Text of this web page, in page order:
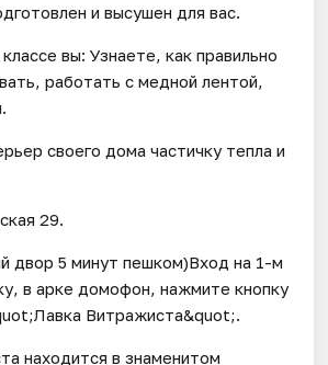
и высушен для вас.
вы: Узнаете, как правильно
работать с медной лентой,
своего дома частичку тепла и
29.
двор 5 минут пешком)Вход на 1-м
в арке домофон, нажмите кнопку
Витражиста&quot;.
находится в знаменитом